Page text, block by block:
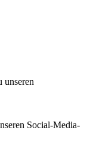
unseren
Social-Media-